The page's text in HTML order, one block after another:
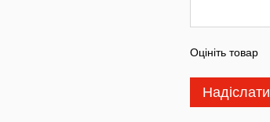
Оцініть товар
Надіслати